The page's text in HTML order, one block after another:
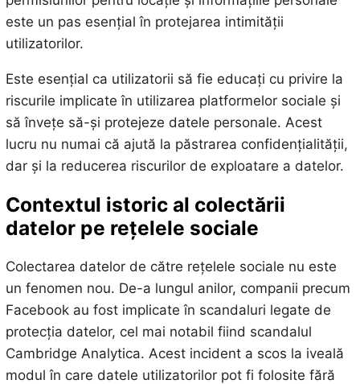
este un pas esențial în protejarea intimității
utilizatorilor.
Este esențial ca utilizatorii să fie educați cu privire la
riscurile implicate în utilizarea platformelor sociale și
să învețe să-și protejeze datele personale. Acest
lucru nu numai că ajută la păstrarea confidențialității,
dar și la reducerea riscurilor de exploatare a datelor.
Contextul istoric al colectării
datelor pe rețelele sociale
Colectarea datelor de către rețelele sociale nu este
un fenomen nou. De-a lungul anilor, companii precum
Facebook au fost implicate în scandaluri legate de
protecția datelor, cel mai notabil fiind scandalul
Cambridge Analytica. Acest incident a scos la iveală
modul în care datele utilizatorilor pot fi folosite fără